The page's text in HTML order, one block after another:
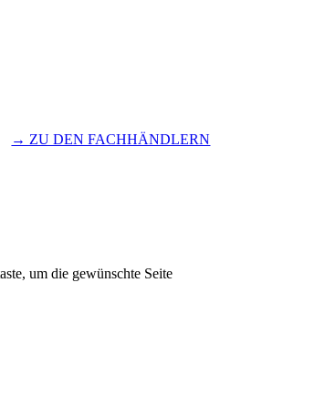
→ ZU DEN FACHHÄNDLERN
um die gewünschte Seite